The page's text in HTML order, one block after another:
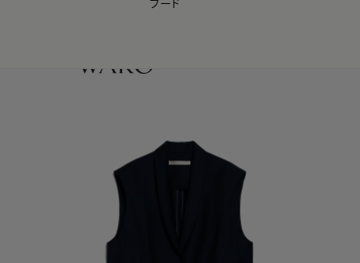
【会員様限定】夏のプレゼントキャンペーン開催中
フード